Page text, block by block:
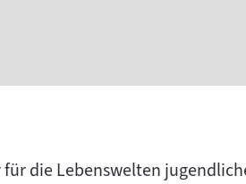
für die Lebenswelten